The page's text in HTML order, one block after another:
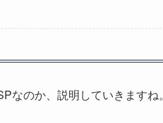
なのか、説明していきますね。